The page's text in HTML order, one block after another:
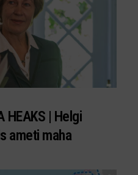
HEAKS | Helgi
ameti maha